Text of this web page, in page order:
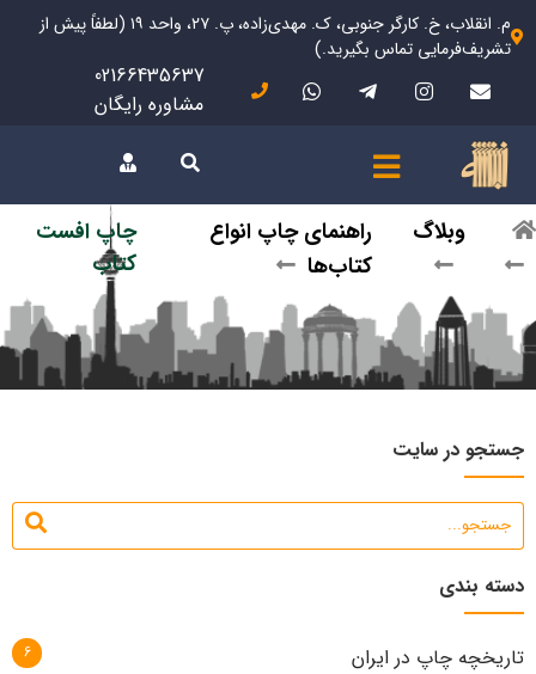
م. انقلاب، خ. کارگر جنوبی، ک. مهدی‌زاده، پ. ۲۷، واحد ۱۹ (لطفاً پیش از
تشریف‌فرمایی تماس بگیرید.)
02166435637
مشاوره رایگان
وبلاگ
راهنمای چاپ انواع
کتاب‌ها
چاپ افست
کتاب
جستجو در سایت
دسته بندی
تاریخچه چاپ در ایران 6